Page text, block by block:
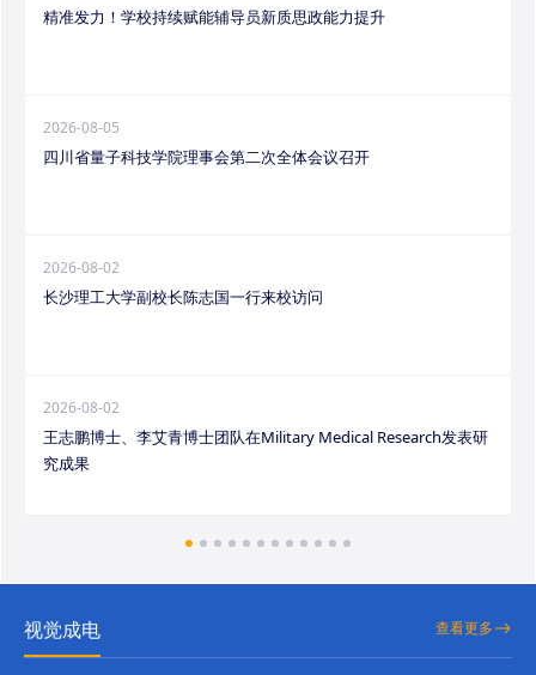
精准发力！学校持续赋能辅导员新质思政能力提升
2026-08-05
四川省量子科技学院理事会第二次全体会议召开
2026-08-02
长沙理工大学副校长陈志国一行来校访问
2026-08-02
王志鹏博士、李艾青博士团队在Military Medical Research发表研
究成果
视觉成电 查看更多